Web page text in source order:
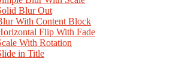
Blur Out
With Content Block
Flip With Fade
With Rotation
in Title